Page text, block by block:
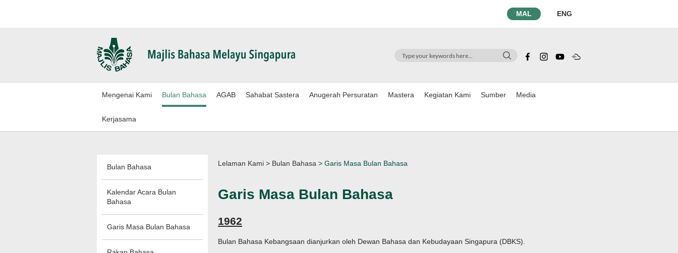
MAL ENG
SEARCH
Mengenai Kami Bulan Bahasa AGAB Sahabat Sastera Anugerah Persuratan Mastera Kegiatan Kami Sumber Media
Kerjasama
Bulan Bahasa
Kalendar Acara Bulan
Bahasa
Garis Masa Bulan Bahasa
Lelaman Kami > Bulan Bahasa > Garis Masa Bulan Bahasa
Garis Masa Bulan Bahasa
1962
Bulan Bahasa Kebangsaan dianjurkan oleh Dewan Bahasa dan Kebudayaan Singapura (DBKS).